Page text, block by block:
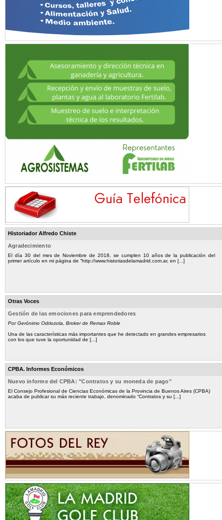
Historiador Alfredo Chiste
Agradecimiento
El día 30 del mes de Noviembre de 2018, se cumplen 10 años de la publicación del
primer artículo en mi página de “http://www.historiasdelamadrid.com.ar, en [...]
Otras Voces
Gestión de las emociones para emprendedores
Por Gerónimo Odriozola, Broker de Remax Roble
Una de las características más importantes que he detectado en grandes empresarios
con los que tuve la oportunidad de [...]
CPBA. Informes Económicos
Nuevo informe del CPBA: "Contratos y su moneda de pago"
El Consejo Profesional de Ciencias Económicas de la Provincia de Buenos Aires (CPBA)
acaba de publicar su más reciente trabajo, denominado “Contratos y su [...]